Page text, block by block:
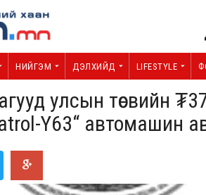
НИЙГЭМ ДЭЛХИЙД LIFESTYLE
улсын төсвийн
Y63“ автомашин